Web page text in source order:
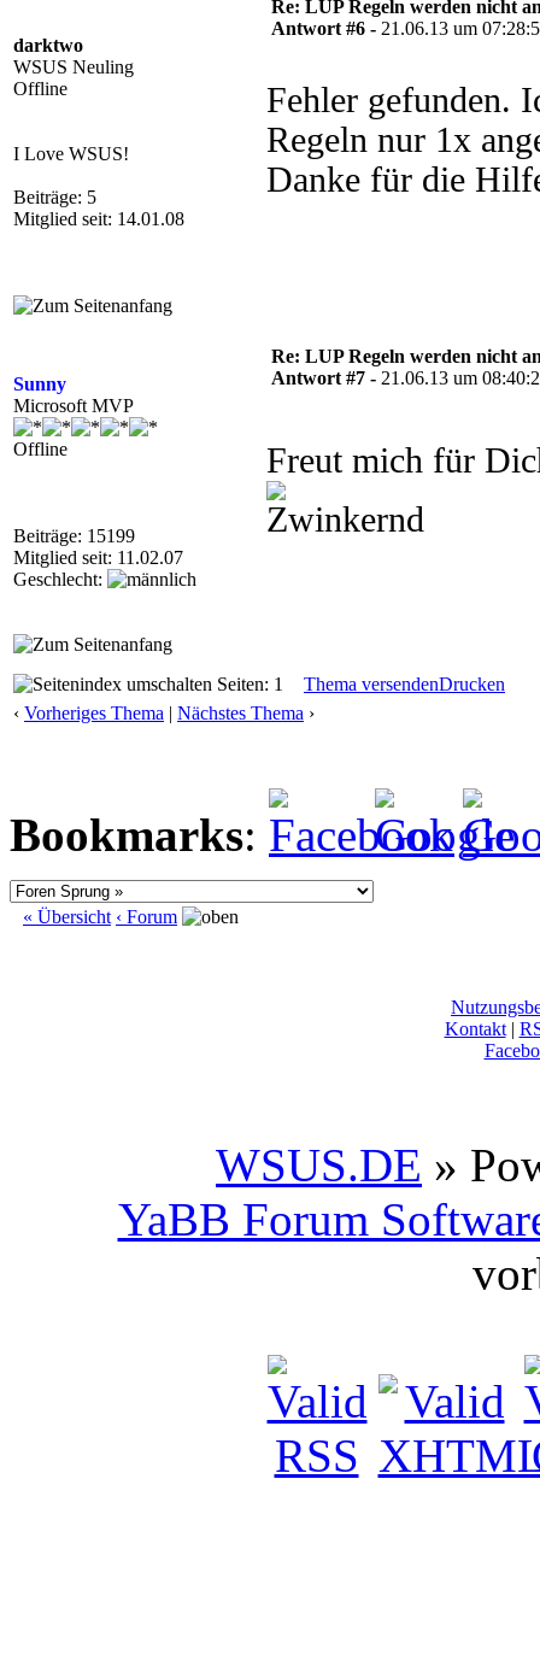
darktwo
WSUS Neuling
Offline
I Love WSUS!
Beiträge: 5
Mitglied seit: 14.01.08
Re: LUP Regeln werden nicht
Antwort #6 - 21.06.13 um
Fehler gefunden.
Regeln nur 1x
Danke für die
Sunny
Microsoft MVP
Offline
Beiträge: 15199
Mitglied seit: 11.02.07
Geschlecht:
Re: LUP Regeln werden nicht
Antwort #7 - 21.06.13 um
Freut mich für
Seiten: 1 Thema versendenDrucken
‹ Vorheriges Thema | Nächstes Thema ›
Bookmarks:
« Übersicht ‹ Forum
Kontakt|
WSUS.DE »
YaBB Forum